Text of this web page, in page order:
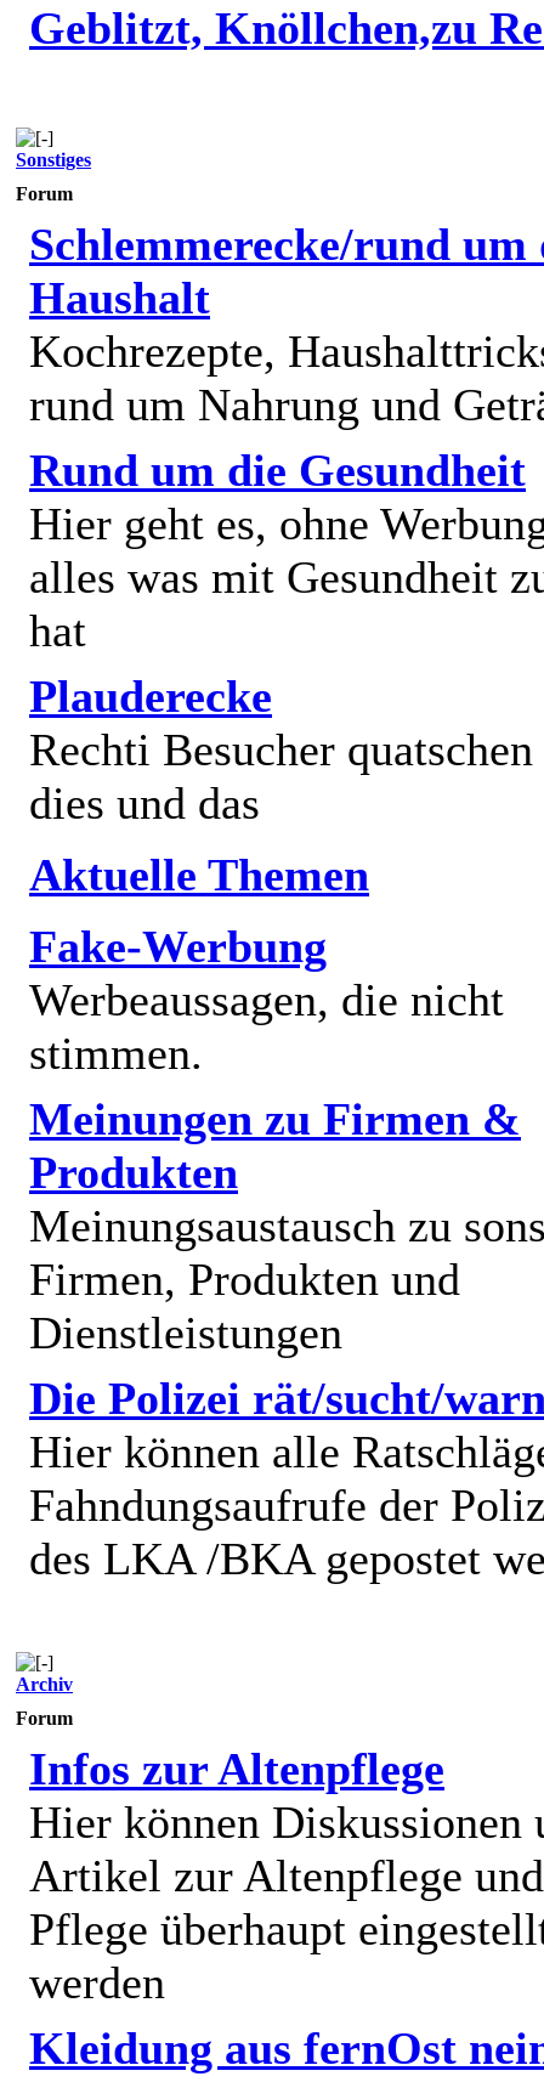
Geblitzt, Knöllchen,zu
Sonstiges
Forum
Schlemmerecke/rund um
Haushalt
Kochrezepte,
rund um Nahrung und
Rund um die Gesundheit
Hier geht es, ohne
alles was mit Gesundheit
hat
Plauderecke
Rechti Besucher
dies und das
Aktuelle Themen
Fake-Werbung
Werbeaussagen, die nicht
stimmen.
Meinungen zu Firmen &
Produkten
Meinungsaustausch zu
Firmen, Produkten und
Dienstleistungen
Die Polizei rät/sucht/
Hier können alle
Fahndungsaufrufe der
des LKA /BKA gepostet
Archiv
Forum
Infos zur Altenpflege
Hier können Diskussionen
Artikel zur Altenpflege
Pflege überhaupt
werden
Kleidung aus fernOst